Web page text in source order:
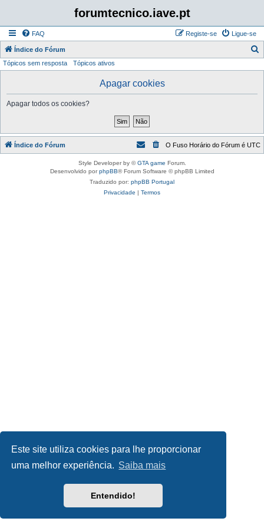
Este site utiliza cookies para lhe proporcionar
uma melhor experiência. Saiba mais
Entendido!
forumtecnico.iave.pt
FAQ Ligue-se
Registe-se
Índice do Fórum
s
a
Tópicos sem resposta Tópicos ativos
Apagar cookies
Apagar todos os cookies?
Índice do Fórum O Fuso Horário do Fórum é UTC
Style Developer by ©GTA game Forum.
Desenvolvido porphpBB® Forum Software © phpBB Limited
Traduzido por: phpBB Portugal
Privacidade | Termos